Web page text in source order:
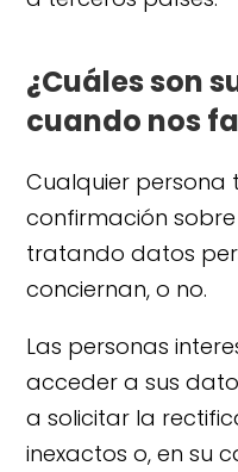
¿Cuáles son
cuando nos
Cualquier persona
confirmación sobre
tratando datos
conciernan, o no.
Las personas
acceder a sus
a solicitar la
inexactos o, en su